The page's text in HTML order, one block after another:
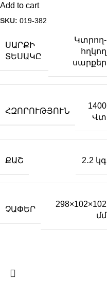
Add to cart
SKU: 019-382
ՍԱՐՔԻ
ՏԵՍԱԿԸ
Կտրող-
հղկող
սարքեր
ՀԶՈՐՈՒԹՅՈՒՆ
1400
Վտ
ՔԱՇ 2․2 կգ
ՉԱՓԵՐ
298×102×102
մմ